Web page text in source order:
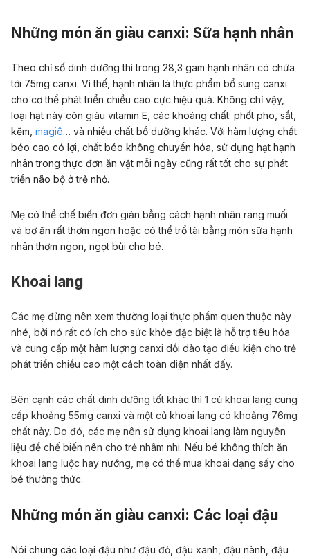
Những món ăn giàu canxi: Sữa hạnh nhân
Theo chỉ số dinh dưỡng thì trong 28,3 gam hạnh nhân có chứa
tới 75mg canxi. Vì thế, hạnh nhân là thực phẩm bổ sung canxi
cho cơ thể phát triển chiều cao cực hiệu quả. Không chỉ vậy,
loại hạt này còn giàu vitamin E, các khoáng chất: phốt pho, sắt,
kẽm, magiê… và nhiều chất bổ dưỡng khác. Với hàm lượng chất
béo cao có lợi, chất béo không chuyển hóa, sử dụng hạt hạnh
nhân trong thực đơn ăn vặt mỗi ngày cũng rất tốt cho sự phát
triển não bộ ở trẻ nhỏ.
Mẹ có thể chế biến đơn giản bằng cách hạnh nhân rang muối
và bơ ăn rất thơm ngon hoặc có thể trổ tài bằng món sữa hạnh
nhân thơm ngon, ngọt bùi cho bé.
Khoai lang
Các mẹ đừng nên xem thường loại thực phẩm quen thuộc này
nhé, bởi nó rất có ích cho sức khỏe đặc biệt là hỗ trợ tiêu hóa
và cung cấp một hàm lượng canxi dồi dào tạo điều kiện cho trẻ
phát triển chiều cao một cách toàn diện nhất đấy.
Bên cạnh các chất dinh dưỡng tốt khác thì 1 củ khoai lang cung
cấp khoảng 55mg canxi và một củ khoai lang có khoảng 76mg
chất này. Do đó, các mẹ nên sử dụng khoai lang làm nguyên
liệu để chế biến nên cho trẻ nhâm nhi. Nếu bé không thích ăn
khoai lang luộc hay nướng, mẹ có thể mua khoai dạng sấy cho
bé thưởng thức.
Những món ăn giàu canxi: Các loại đậu
Nói chung các loại đậu như đậu đỏ, đậu xanh, đậu nành, đậu